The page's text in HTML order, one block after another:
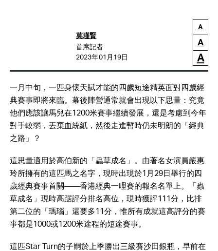
莫瑾賢
首席記者
2023年01月19日
A
A
A
一月中旬，一匹身懷天賦才能的四歲短途精英面對四歲經
典賽事即將來臨。幕後陣營通常就會出現以下思量：究竟
他們應該讓馬兒在1200米賽事繼續發展，還是考慮到今年
對手較弱，丟棄血統紙，然後走進暫時仍未明朗的「經典
之路」？
這思量適用於高伯新的「蟲草成名」。由著名女演員嚴惠
玲所擁有的這匹馬之名字，現時出現於1月29日舉行的四
歲經典賽事首關——香港經典一哩賽的報名名單上。「蟲
草成名」現時高踞評分排名高位，現時獲評111分，比排
第二位的「瑪瑙」還要多11分，惟所有成就這高評分的賽
事都是1000或1200米途程的短途賽事。
這匹Star Turn的子嗣於上季勝出三級賽沙田銀瓶，早前在